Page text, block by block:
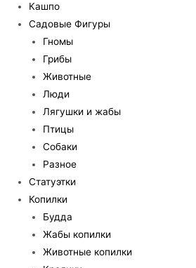
Кашпо
Садовые Фигуры
Гномы
Грибы
Животные
Люди
Лягушки и жабы
Птицы
Собаки
Разное
Статуэтки
Копилки
Будда
Жабы копилки
Животные копилки